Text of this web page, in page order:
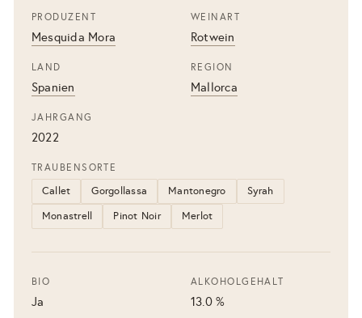
PRODUZENT
Mesquida Mora
WEINART
Rotwein
LAND
Spanien
REGION
Mallorca
JAHRGANG
2022
TRAUBENSORTE
Callet Gorgollassa Mantonegro
Syrah
Monastrell
Pinot Noir Merlot
BIO
Ja
ALKOHOLGEHALT
13.0 %